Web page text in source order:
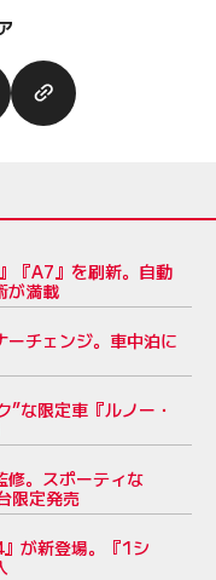
『A7』を刷新。自動
が満載
ーチェンジ。車中泊に
”な限定車『ルノー・
修。スポーティな
限定発売
が新登場。『1シ